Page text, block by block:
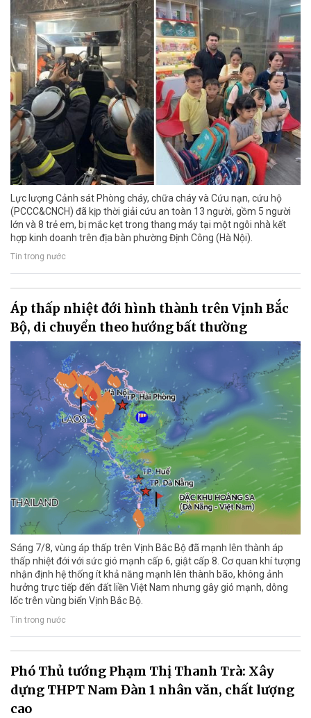
Lực lượng Cảnh sát Phòng cháy, chữa cháy và Cứu nạn, cứu hộ
(PCCC&CNCH) đã kịp thời giải cứu an toàn 13 người, gồm 5 người
lớn và 8 trẻ em, bị mắc kẹt trong thang máy tại một ngôi nhà kết
hợp kinh doanh trên địa bàn phường Định Công (Hà Nội).
Tin trong nước
Áp thấp nhiệt đới hình thành trên Vịnh Bắc
Bộ, di chuyển theo hướng bất thường
Sáng 7/8, vùng áp thấp trên Vịnh Bắc Bộ đã mạnh lên thành áp
thấp nhiệt đới với sức gió mạnh cấp 6, giật cấp 8. Cơ quan khí tượng
nhận định hệ thống ít khả năng mạnh lên thành bão, không ảnh
hưởng trực tiếp đến đất liền Việt Nam nhưng gây gió mạnh, dông
lốc trên vùng biển Vịnh Bắc Bộ.
Tin trong nước
Phó Thủ tướng Phạm Thị Thanh Trà: Xây
dựng THPT Nam Đàn 1 nhân văn, chất lượng
cao